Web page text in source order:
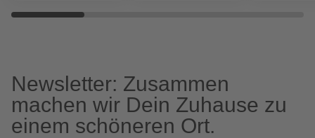
Newsletter: Zusammen
machen wir Dein Zuhause zu
einem schöneren Ort.